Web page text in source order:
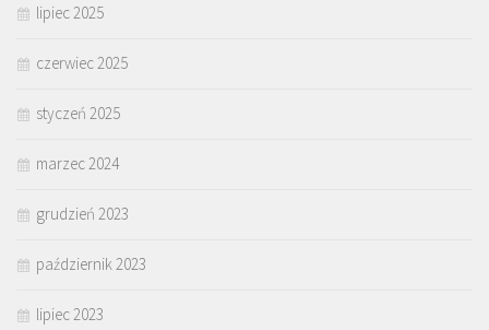
lipiec 2025
czerwiec 2025
styczeń 2025
marzec 2024
grudzień 2023
październik 2023
lipiec 2023